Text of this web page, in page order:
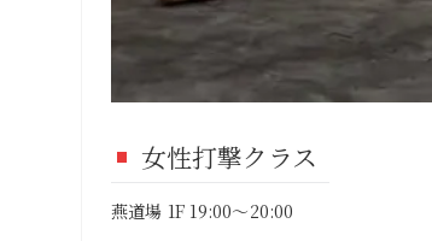
女性打撃クラス
燕道場 1F 19:00～20:00